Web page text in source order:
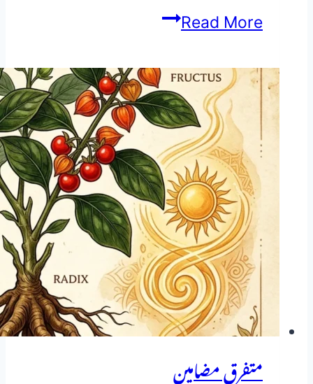
Read Moreدانت
کے
وقت
کی
تکالیف
متفرق مضامین